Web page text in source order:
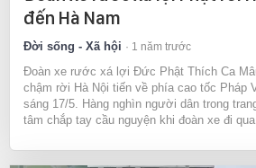
Time
đến Hà Nam
Đời sống - Xã hội 1 năm trước
Đoàn xe rước xá lợi Đức Phật Thích Ca
chậm rời Hà Nội tiến về phía cao tốc Pháp
sáng 17/5. Hàng nghìn người dân trong
tâm chắp tay cầu nguyện khi đoàn xe đi